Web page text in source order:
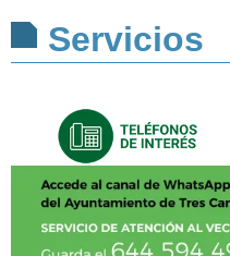
Servicios